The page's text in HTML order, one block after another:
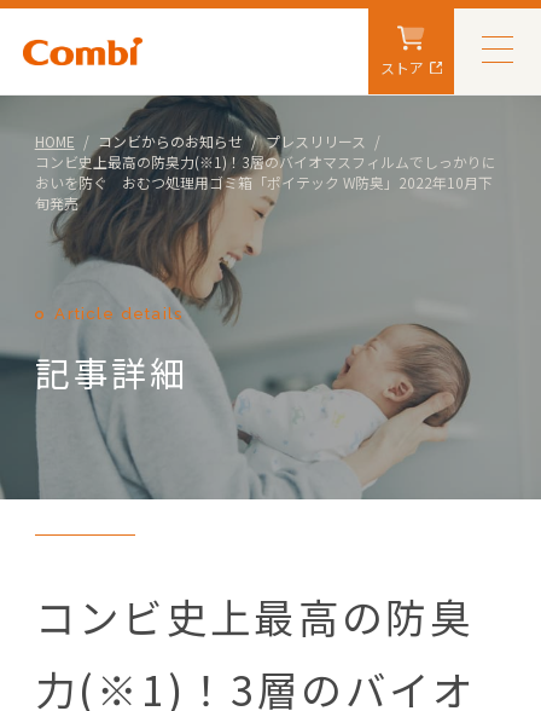
ストア
HOME コンビからのお知らせ
プレスリリース
コンビ史上最高の防臭力(※1)！3層のバイオマスフィルムでしっかりに
おいを防ぐ おむつ処理用ゴミ箱「ポイテック W防臭」2022年10月下
旬発売
Article details
記事詳細
コンビ史上最高の防臭
力(※1)！3層のバイオ